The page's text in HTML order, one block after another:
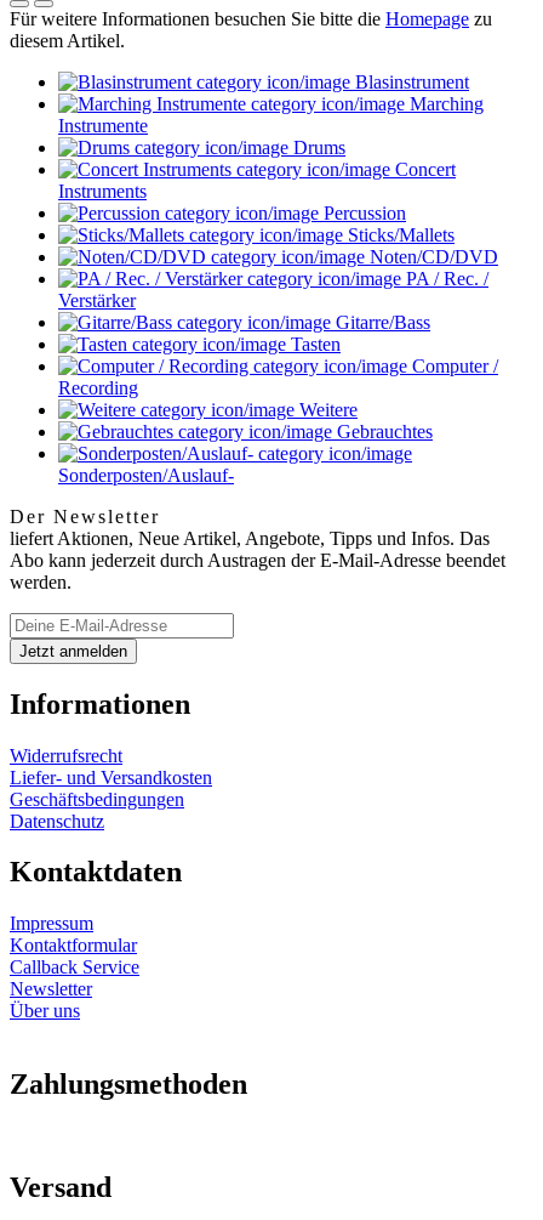
Für weitere Informationen besuchen Sie bitte die Homepage zu
diesem Artikel.
Blasinstrument
Marching
Instrumente
Drums
Concert
Instruments
Percussion
Sticks/Mallets
Noten/CD/DVD
PA / Rec. /
Verstärker
Gitarre/Bass
Tasten
Computer /
Recording
Weitere
Gebrauchtes
Sonderposten/Auslauf-
Der Newsletter
liefert Aktionen, Neue Artikel, Angebote, Tipps und Infos. Das
Abo kann jederzeit durch Austragen der E-Mail-Adresse beendet
werden.
Informationen
Widerrufsrecht
Liefer- und Versandkosten
Geschäftsbedingungen
Datenschutz
Kontaktdaten
Impressum
Kontaktformular
Callback Service
Newsletter
Über uns
Zahlungsmethoden
Versand